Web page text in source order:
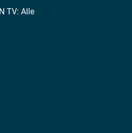
TV: Alle